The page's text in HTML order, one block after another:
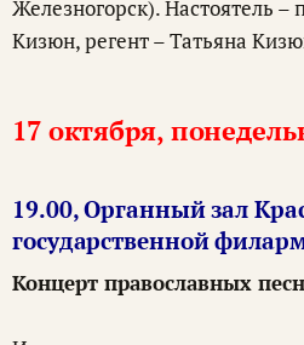
Железногорск). Настоятель –
Кизюн, регент – Татьяна
17 октября,
19.00, Органный зал
государственной
Концерт православных